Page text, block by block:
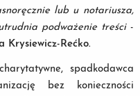
lub u notariusza,
podważenie treści-
Krysiewicz-Rećko.
spadkodawca
bez konieczności